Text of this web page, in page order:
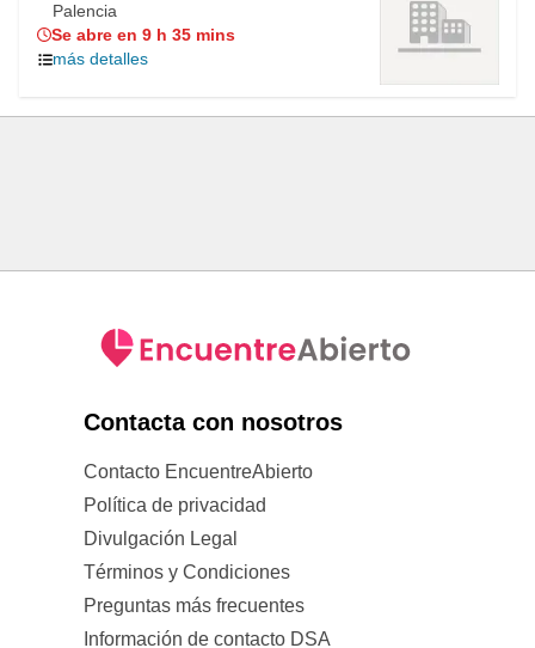
Palencia
Se abre en 9 h 35 mins
más detalles
Contacta con nosotros
Contacto EncuentreAbierto
Política de privacidad
Divulgación Legal
Términos y Condiciones
Preguntas más frecuentes
Información de contacto DSA